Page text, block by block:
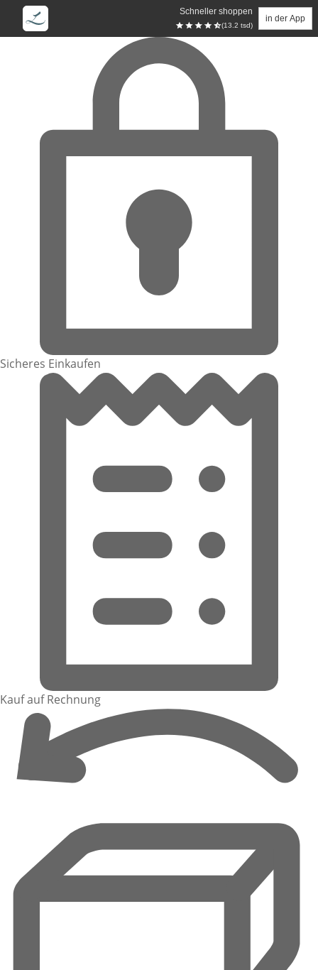
Schneller shoppen
(13.2 tsd)
in der App
Zum Hauptinhalt springen
Sicheres Einkaufen
Kauf auf Rechnung